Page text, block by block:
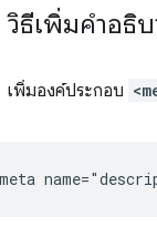
วิธีเพิ่มคำอธิบ
เพิ่มองค์ประกอบ